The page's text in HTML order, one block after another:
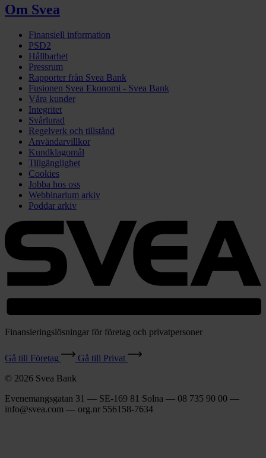
Om Svea
Finansiell information
PSD2
Hållbarhet
Pressrum
Rapporter från Svea Bank
Fusionen Svea Ekonomi - Svea Bank
Våra kunder
Integritet
Svårlurad
Regelverk och tillstånd
Användarvillkor
Kundklagomål
Tillgänglighet
Cookies
Jobba hos oss
Webbinarium arkiv
Poddar arkiv
Finansieringslösningar för företag och privatpersoner
Gå till Företag
Gå till Privat
© 2026 Svea Bank
Evenemangsgatan 31 — SE-169 81 Solna — 08 735 90 00 —
info@svea.com — org.nr 556158‑7634